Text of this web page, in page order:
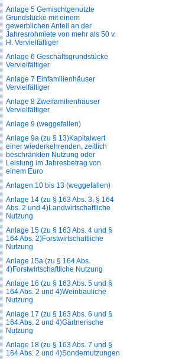
Anlage 5 Gemischtgenutzte
Grundstücke mit einem
gewerblichen Anteil an der
Jahresrohmiete von mehr als 50 v.
H. Vervielfältiger
Anlage 6 Geschäftsgrundstücke
Vervielfältiger
Anlage 7 Einfamilienhäuser
Vervielfältiger
Anlage 8 Zweifamilienhäuser
Vervielfältiger
Anlage 9 (weggefallen)
Anlage 9a (zu § 13)Kapitalwert
einer wiederkehrenden, zeitlich
beschränkten Nutzung oder
Leistung im Jahresbetrag von
einem Euro
Anlagen 10 bis 13 (weggefallen)
Anlage 14 (zu § 163 Abs. 3, § 164
Abs. 2 und 4)Landwirtschaftliche
Nutzung
Anlage 15 (zu § 163 Abs. 4 und §
164 Abs. 2)Forstwirtschaftliche
Nutzung
Anlage 15a (zu § 164 Abs.
4)Forstwirtschaftliche Nutzung
Anlage 16 (zu § 163 Abs. 5 und §
164 Abs. 2 und 4)Weinbauliche
Nutzung
Anlage 17 (zu § 163 Abs. 6 und §
164 Abs. 2 und 4)Gärtnerische
Nutzung
Anlage 18 (zu § 163 Abs. 7 und §
164 Abs. 2 und 4)Sondernutzungen